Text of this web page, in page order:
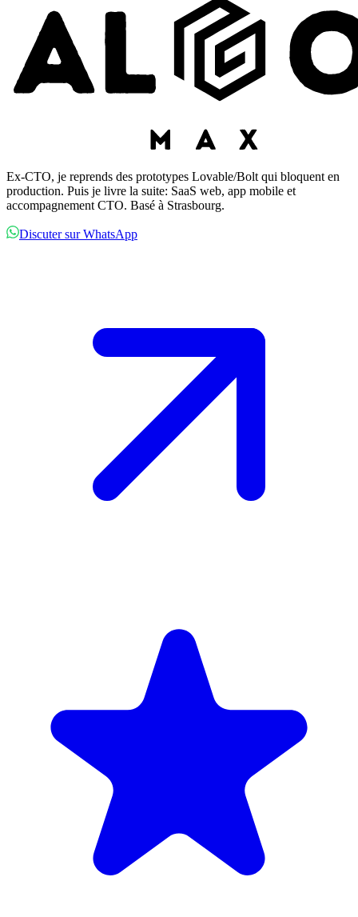
Ex-CTO, je reprends des prototypes Lovable/Bolt qui bloquent en
production. Puis je livre la suite: SaaS web, app mobile et
accompagnement CTO. Basé à Strasbourg.
Discuter sur WhatsApp